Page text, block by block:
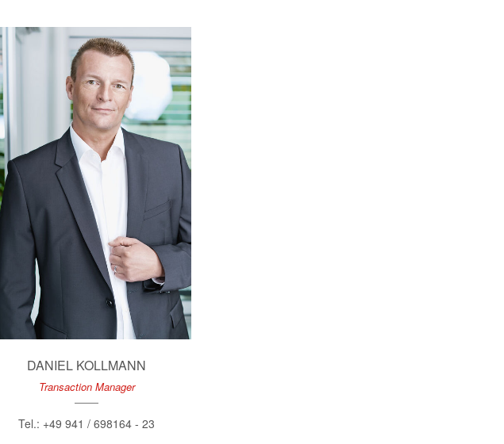
DANIEL KOLLMANN
Transaction Manager
Tel.: +49 941 / 698164 - 23